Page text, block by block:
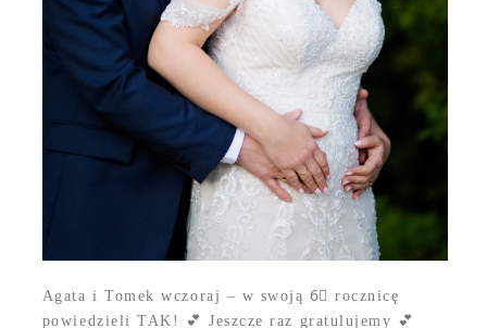
Agata i Tomek wczoraj – w swoją 6⃣ rocznicę
powiedzieli TAK! 💕 Jeszcze raz gratulujemy 💕